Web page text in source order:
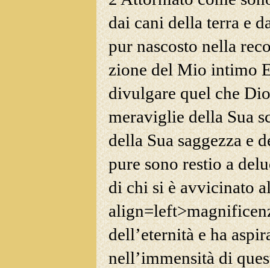
dai cani della terra e
pur nascosto nella
zione del Mio intimo
divulgare quel che
meraviglie della Sua
della Sua saggezza e
pure sono restio a
di chi si è avvicinato
dell’eternità e ha
nell’immensità di